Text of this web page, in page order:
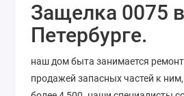
Защелка 0075
Петербурге.
наш дом быта занимается
продажей запасных частей к